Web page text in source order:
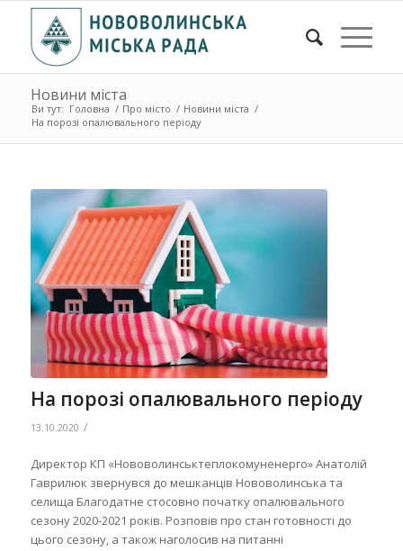
Новини міста
Ви тут: Головна / Про місто / Новини міста /
На порозі опалювального періоду
На порозі опалювального періоду
13.10.2020 /
Директор КП «Нововолинськтеплокомуненерго» Анатолій
Гаврилюк звернувся до мешканців Нововолинська та
селища Благодатне стосовно початку опалювального
сезону 2020-2021 років. Розповів про стан готовності до
цього сезону, а також наголосив на питанні